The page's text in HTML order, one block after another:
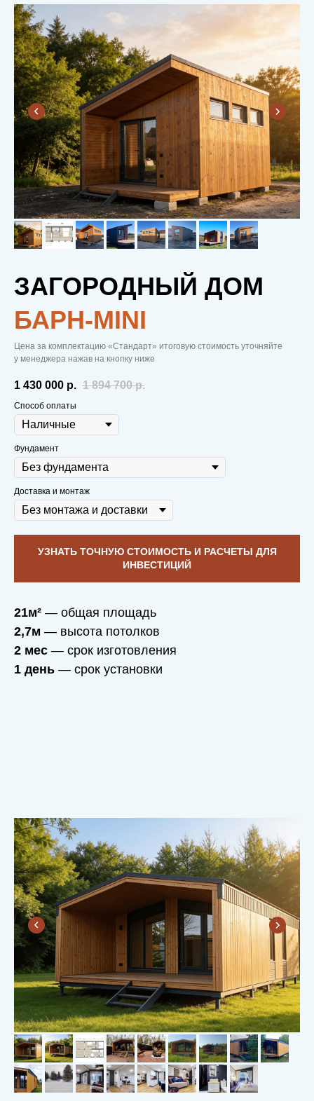
ЗАГОРОДНЫЙ ДОМ
БАРН-MINI
Цена за комплектацию «Стандарт» итоговую стоимость уточняйте
у менеджера нажав на кнопку ниже
1 430 000 р. 1 894 700 р.
Способ оплаты
Фундамент
Доставка и монтаж
УЗНАТЬ ТОЧНУЮ СТОИМОСТЬ И РАСЧЕТЫ ДЛЯ
ИНВЕСТИЦИЙ
21м² — общая площадь
2,7м — высота потолков
2 мес — срок изготовления
1 день — срок установки